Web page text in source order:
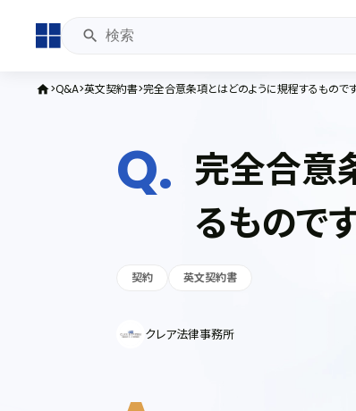
home Q&A 英文契約書 完全合意条項とはどのように規程するものです
完全合意
るもので
契約 英文契約書
クレア法律事務所